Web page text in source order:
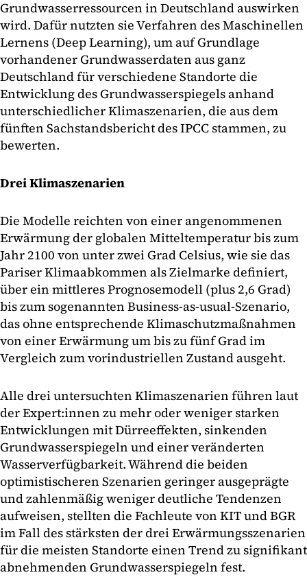
Grundwasserressourcen in Deutschland auswirken
wird. Dafür nutzten sie Verfahren des Maschinellen
Lernens (Deep Learning), um auf Grundlage
vorhandener Grundwasserdaten aus ganz
Deutschland für verschiedene Standorte die
Entwicklung des Grundwasserspiegels anhand
unterschiedlicher Klimaszenarien, die aus dem
fünften Sachstandsbericht des IPCC stammen, zu
bewerten.
Drei Klimaszenarien
Die Modelle reichten von einer angenommenen
Erwärmung der globalen Mitteltemperatur bis zum
Jahr 2100 von unter zwei Grad Celsius, wie sie das
Pariser Klimaabkommen als Zielmarke definiert,
über ein mittleres Prognosemodell (plus 2,6 Grad)
bis zum sogenannten Business-as-usual-Szenario,
das ohne entsprechende Klimaschutzmaßnahmen
von einer Erwärmung um bis zu fünf Grad im
Vergleich zum vorindustriellen Zustand ausgeht.
Alle drei untersuchten Klimaszenarien führen laut
der Expert:innen zu mehr oder weniger starken
Entwicklungen mit Dürreeffekten, sinkenden
Grundwasserspiegeln und einer veränderten
Wasserverfügbarkeit. Während die beiden
optimistischeren Szenarien geringer ausgeprägte
und zahlenmäßig weniger deutliche Tendenzen
aufweisen, stellten die Fachleute von KIT und BGR
im Fall des stärksten der drei Erwärmungsszenarien
für die meisten Standorte einen Trend zu signifikant
abnehmenden Grundwasserspiegeln fest.